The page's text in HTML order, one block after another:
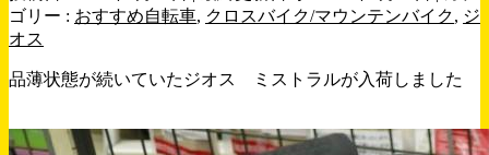
ゴリー : おすすめ自転車, クロスバイク/マウンテンバイク, ジ
オス
品薄状態が続いていたジオス ミストラルが入荷しました